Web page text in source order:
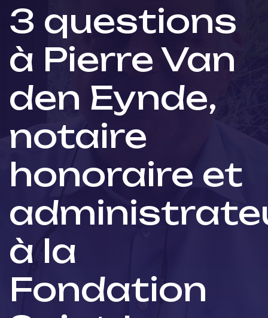
3 questions
à Pierre Van
den Eynde,
notaire
honoraire et
à la
Fondation